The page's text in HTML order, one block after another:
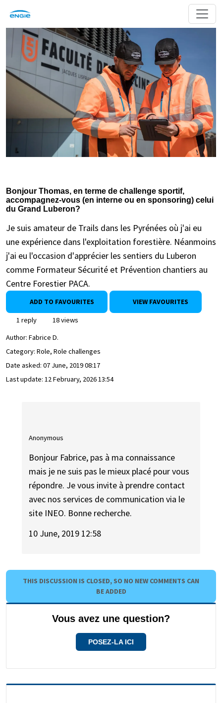
Bonjour Thomas, en terme de challenge sportif,
accompagnez-vous (en interne ou en sponsoring) celui
du Grand Luberon?
Je suis amateur de Trails dans les Pyrénées où j'ai eu
une expérience dans l'exploitation forestière. Néanmoins
j'ai eu l'occasion d'apprécier les sentiers du Luberon
comme Formateur Sécurité et Prévention chantiers au
Centre Forestier PACA.
ADD TO FAVOURITES VIEW FAVOURITES
1 reply
18 views
Author: Fabrice D.
Category: Role, Role challenges
Date asked: 07 June, 2019 08:17
Last update: 12 February, 2026 13:54
Anonymous
Bonjour Fabrice, pas à ma connaissance
mais je ne suis pas le mieux placé pour vous
répondre. Je vous invite à prendre contact
avec nos services de communication via le
site INEO. Bonne recherche.
10 June, 2019 12:58
THIS DISCUSSION IS CLOSED, SO NO NEW COMMENTS CAN
BE ADDED
Vous avez une question?
POSEZ-LA ICI